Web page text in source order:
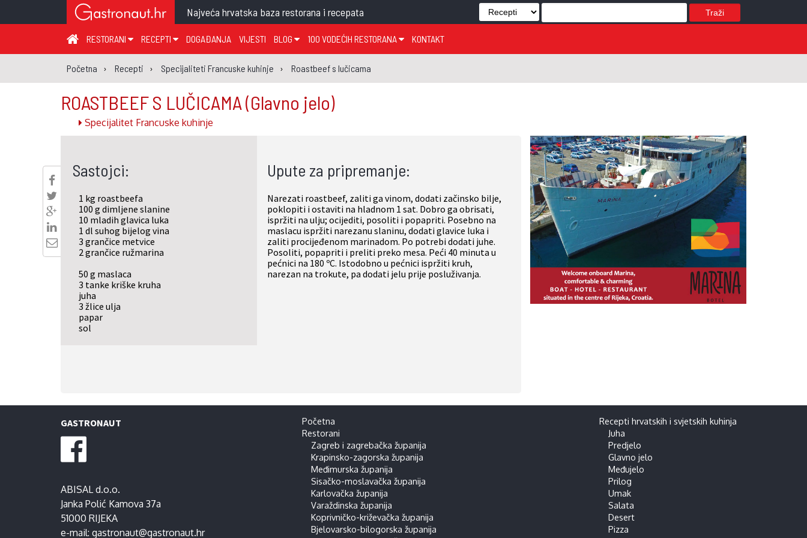
Najveća hrvatska baza restorana i recepata Traži
RESTORANI
ZAGREB I ZAGREBAČKA ŽUPANIJA
KRAPINSKO-ZAGORSKA ŽUPANIJA
MEĐIMURSKA ŽUPANIJA
SISAČKO-MOSLAVAČKA ŽUPANIJA
KARLOVAČKA ŽUPANIJA
VARAŽDINSKA ŽUPANIJA
KOPRIVNIČKO-KRIŽEVAČKA ŽUPANIJA
VIROVITIČKO-PODRAVSKA ŽUPANIJA
POŽEŠKO-SLAVONSKA ŽUPANIJA
OSJEČKO-BARANJSKA ŽUPANIJA
ŠIBENSKO-KNINSKA ŽUPANIJA
VUKOVARSKO-SRIJEMSKA ŽUPANIJA
SPLITSKO-DALMATINSKA ŽUPANIJA
ISTARSKA ŽUPANIJA
DUBROVAČKO-NERETVANSKA ŽUPANIJA
RECEPTI
JUHA
PREDJELO
GLAVNO JELO
MEĐUJELO
PRILOG
UMAK
SALATA
DOGAĐANJA VIJESTI BLOG
TEMA TJEDNA
KLUB
GASTRO REGIJE
100 VODEĆIH RESTORANA
GLASANJE
KONTAKT
Početna Recepti Specijaliteti Francuske kuhinje Roastbeef s lučicama
ROASTBEEF S LUČICAMA(Glavno jelo)
Specijalitet Francuske kuhinje
Sastojci:
1 kg roastbeefa
100 g dimljene slanine
10 mladih glavica luka
1 dl suhog bijelog vina
3 grančice metvice
2 grančice ružmarina
50 g maslaca
3 tanke kriške kruha
juha
3 žlice ulja
papar
sol
Upute za pripremanje:
Narezati roastbeef, zaliti ga vinom, dodati začinsko bilje,
poklopiti i ostaviti na hladnom 1 sat. Dobro ga obrisati,
ispržiti na ulju; ocijediti, posoliti i popapriti. Posebno na
maslacu ispržiti narezanu slaninu, dodati glavice luka i
zaliti procijeđenom marinadom. Po potrebi dodati juhe.
Posoliti, popapriti i preliti preko mesa. Peći 40 minuta u
pećnici na 180 ºC. Istodobno u pećnici ispržiti kruh,
narezan na trokute, pa dodati jelu prije posluživanja.
GASTRONAUT
ABISAL d.o.o.
Janka Polić Kamova 37a
51000 RIJEKA
e-mail: gastronaut@gastronaut.hr
Početna
Restorani
Zagreb i zagrebačka županija
Krapinsko-zagorska županija
Međimurska županija
Sisačko-moslavačka županija
Karlovačka županija
Varaždinska županija
Koprivničko-križevačka županija
Bjelovarsko-bilogorska županija
Recepti hrvatskih i svjetskih kuhinja
Juha
Predjelo
Glavno jelo
Međujelo
Prilog
Umak
Salata
Desert
Pizza